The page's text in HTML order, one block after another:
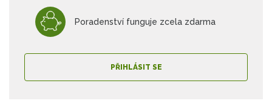
Poradenství funguje zcela zdarma
PŘIHLÁSIT SE